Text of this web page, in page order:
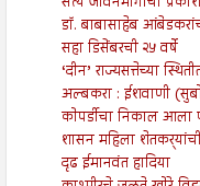
डॉ. बाबासाहेब
सहा डिसेंबरची २५ वर्षे
‘दीन’ राज्यसत्तेच्या
अल्बकरा : ईशवाणी
कोपर्डीचा निकाल आला
शासन महिला
दृढ ईमानवंत हादिया